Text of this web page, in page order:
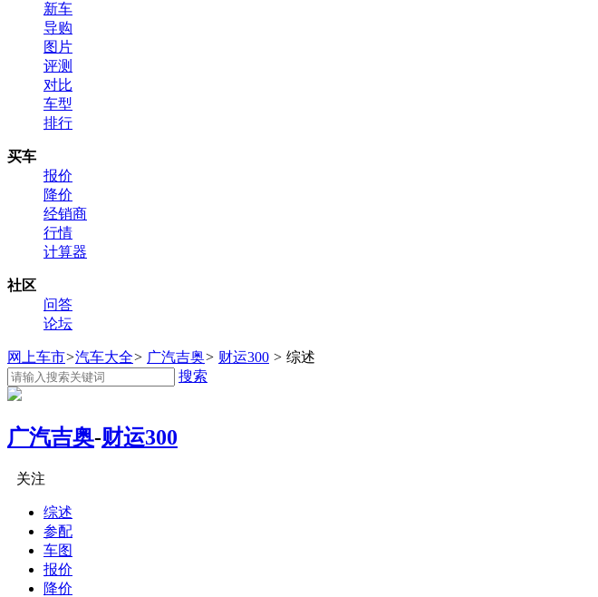
新车
导购
图片
评测
对比
车型
排行
买车
报价
降价
经销商
行情
计算器
社区
问答
论坛
网上车市>汽车大全> 广汽吉奥> 财运300 > 综述
搜索
广汽吉奥-财运300
关注
综述
参配
车图
报价
降价